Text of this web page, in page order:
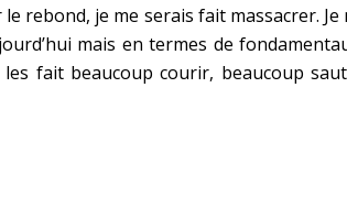
rebond, je me serais fait massacrer. Je
mais en termes de
les fait beaucoup courir, beaucoup